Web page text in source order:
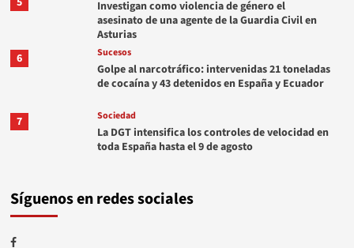
Investigan como violencia de género el
asesinato de una agente de la Guardia Civil en
Asturias
6
Sucesos
Golpe al narcotráfico: intervenidas 21 toneladas
de cocaína y 43 detenidos en España y Ecuador
7 Sociedad
La DGT intensifica los controles de velocidad en
toda España hasta el 9 de agosto
Síguenos en redes sociales
Facebook